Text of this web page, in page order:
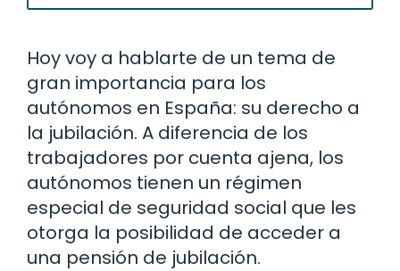
Hoy voy a hablarte de un tema de
gran importancia para los
autónomos en España: su derecho a
la jubilación. A diferencia de los
trabajadores por cuenta ajena, los
autónomos tienen un régimen
especial de seguridad social que les
otorga la posibilidad de acceder a
una pensión de jubilación.